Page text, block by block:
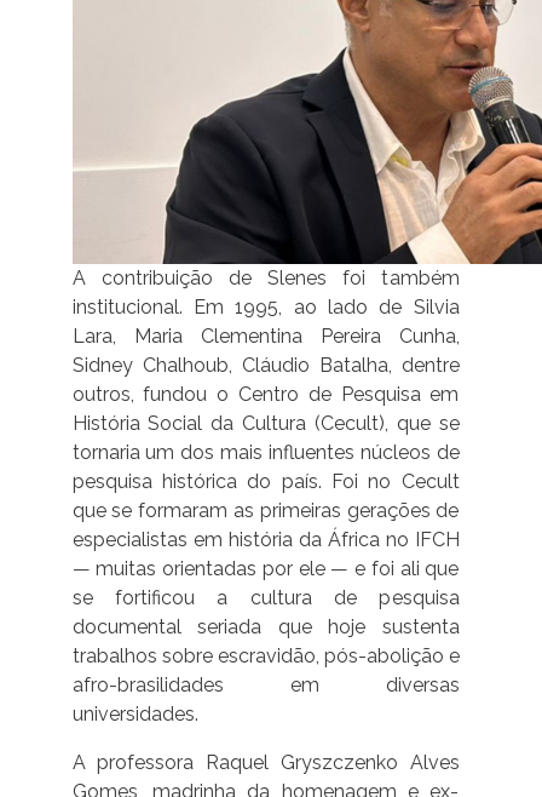
A contribuição de Slenes foi também
institucional. Em 1995, ao lado de Silvia
Lara, Maria Clementina Pereira Cunha,
Sidney Chalhoub, Cláudio Batalha, dentre
outros, fundou o Centro de Pesquisa em
História Social da Cultura (Cecult), que se
tornaria um dos mais influentes núcleos de
pesquisa histórica do país. Foi no Cecult
que se formaram as primeiras gerações de
especialistas em história da África no IFCH
— muitas orientadas por ele — e foi ali que
se fortificou a cultura de pesquisa
documental seriada que hoje sustenta
trabalhos sobre escravidão, pós-abolição e
afro-brasilidades em diversas
universidades.
A professora Raquel Gryszczenko Alves
Gomes, madrinha da homenagem e ex-